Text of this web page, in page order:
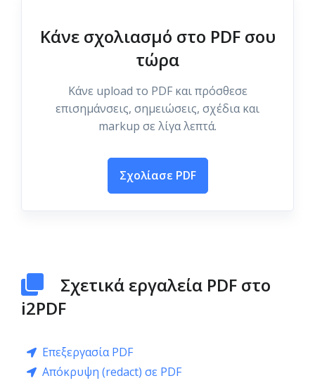
Κάνε σχολιασμό στο PDF σου
τώρα
Κάνε upload το PDF και πρόσθεσε
επισημάνσεις, σημειώσεις, σχέδια και
markup σε λίγα λεπτά.
Σχολίασε PDF
Σχετικά εργαλεία PDF στο
i2PDF
Επεξεργασία PDF
Απόκρυψη (redact) σε PDF